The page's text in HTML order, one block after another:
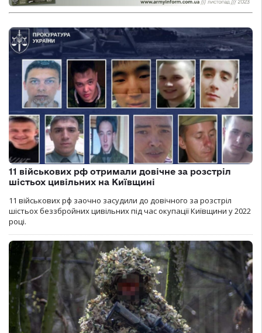
11 військових рф отримали довічне за розстріл
шістьох цивільних на Київщині
11 військових рф заочно засудили до довічного за розстріл
шістьох беззбройних цивільних під час окупації Київщини у 2022
році.